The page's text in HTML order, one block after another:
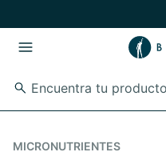
MICRONUTRIENTES